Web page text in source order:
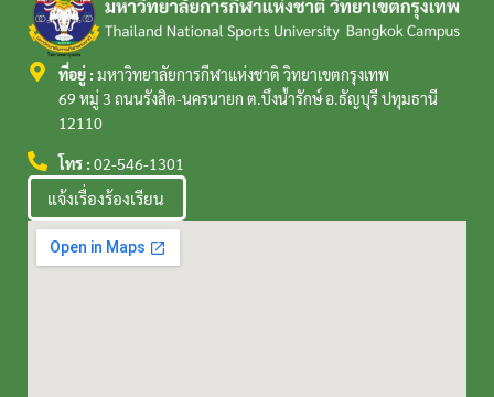
ที่อยู่ : มหาวิทยาลัยการกีฬาแห่งชาติ วิทยาเขตกรุงเทพ
69 หมู่ 3 ถนนรังสิต-นครนายก ต.บึงน้ำรักษ์ อ.ธัญบุรี ปทุมธานี
12110
โทร : 02-546-1301
แจ้งเรื่องร้องเรียน